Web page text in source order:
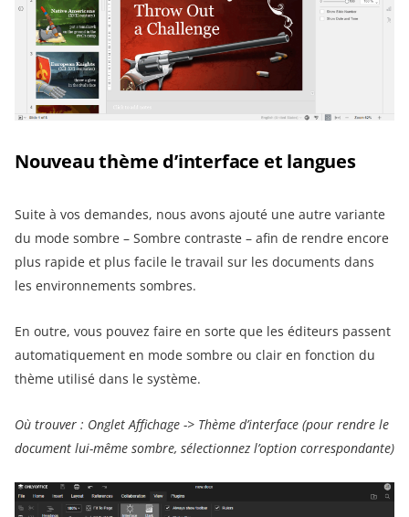
Nouveau thème d’interface et langues
Suite à vos demandes, nous avons ajouté une autre variante
du mode sombre – Sombre contraste – afin de rendre encore
plus rapide et plus facile le travail sur les documents dans
les environnements sombres.
En outre, vous pouvez faire en sorte que les éditeurs passent
automatiquement en mode sombre ou clair en fonction du
thème utilisé dans le système.
Où trouver : Onglet Affichage -> Thème d’interface (pour rendre le
document lui-même sombre, sélectionnez l’option correspondante)